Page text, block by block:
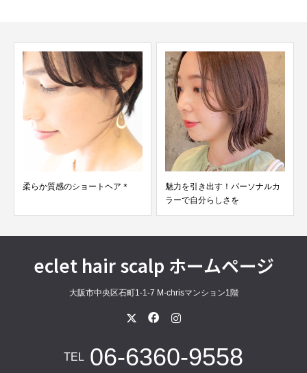
感のショートヘア＊
魅力を引き出す！パーソナルカ
ラーで自分らしさを
＊大人女性の
eclet hair scalp ホームページ
大阪市中央区石町1-1-7 M-chrisマンション1階
TEL 06-6360-9558